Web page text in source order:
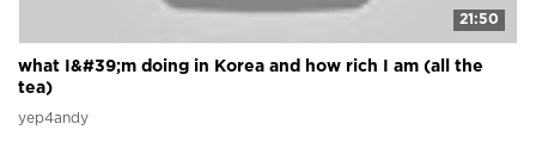
21:50
what I&#39;m doing in Korea and how rich I am (all the
tea)
yep4andy